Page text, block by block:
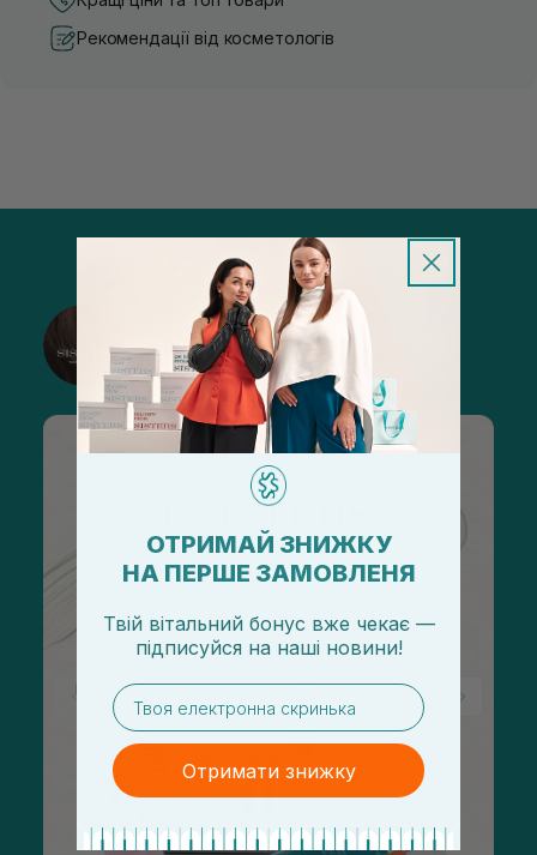
Рекомендації від косметологів
@sisters_stelmakh в Instagram
Підписатися
ОТРИМАЙ ЗНИЖКУ
НА ПЕРШЕ ЗАМОВЛЕНЯ
Твій вітальний бонус вже чекає —
підписуйся на наші новини!
email
Отримати знижку